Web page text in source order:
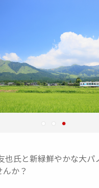
也氏と新緑鮮やかな大パ
か？